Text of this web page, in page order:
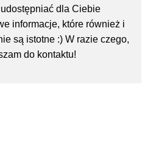
dla Ciebie
informacje, które również i
są istotne :) W razie czego,
do kontaktu!